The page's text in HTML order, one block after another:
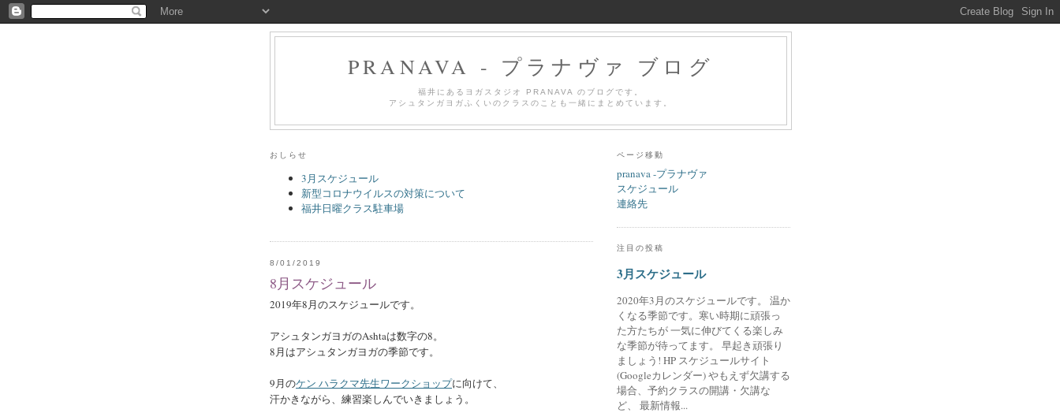
PRANAVA - プラナヴァ ブログ
福井にあるヨガスタジオ PRANAVA のブログです。
アシュタンガヨガふくいのクラスのことも一緒にまとめています。
おしらせ
3月スケジュール
新型コロナウイルスの対策について
福井日曜クラス駐車場
8/01/2019
8月スケジュール
2019年8月のスケジュールです。
アシュタンガヨガのAshtaは数字の8。
8月はアシュタンガヨガの季節です。
9月のケン ハラクマ先生ワークショップに向けて、
汗かきながら、練習楽しんでいきましょう。
ページ移動
pranava -プラナヴァ
スケジュール
連絡先
注目の投稿
3月スケジュール
2020年3月のスケジュールです。 温か
くなる季節です。寒い時期に頑張っ
た方たちが 一気に伸びてくる楽しみ
な季節が待ってます。 早起き頑張り
ましょう! HP スケジュールサイト
(Googleカレンダー) やもえず欠講する
場合、予約クラスの開講・欠講な
ど、 最新情報...